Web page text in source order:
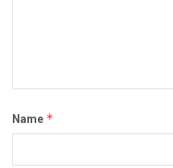
Name *